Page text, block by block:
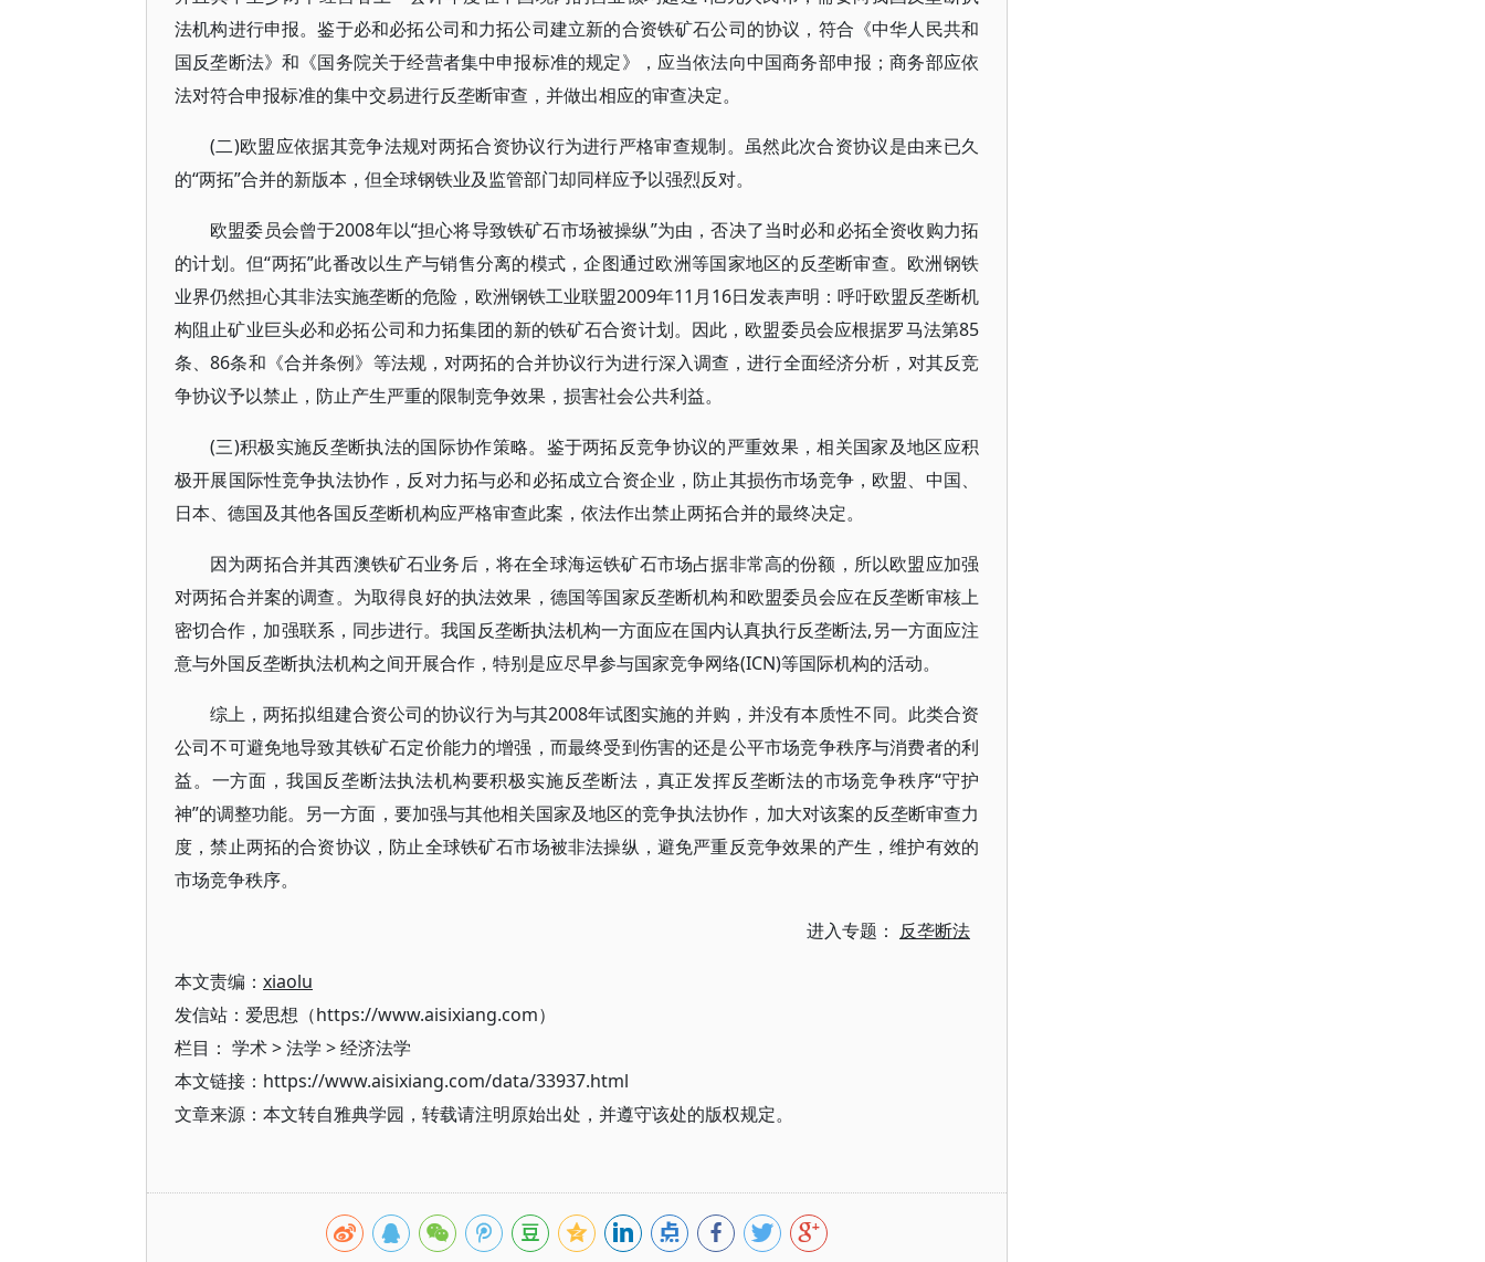
法机构进行申报。鉴于必和必拓公司和力拓公司建立新的合资铁矿石公司的协议，符合《中华人民共和
国反垄断法》和《国务院关于经营者集中申报标准的规定》，应当依法向中国商务部申报；商务部应依
法对符合申报标准的集中交易进行反垄断审查，并做出相应的审查决定。
(二)欧盟应依据其竞争法规对两拓合资协议行为进行严格审查规制。虽然此次合资协议是由来已久
的“两拓”合并的新版本，但全球钢铁业及监管部门却同样应予以强烈反对。
欧盟委员会曾于2008年以“担心将导致铁矿石市场被操纵”为由，否决了当时必和必拓全资收购力拓
的计划。但“两拓”此番改以生产与销售分离的模式，企图通过欧洲等国家地区的反垄断审查。欧洲钢铁
业界仍然担心其非法实施垄断的危险，欧洲钢铁工业联盟2009年11月16日发表声明：呼吁欧盟反垄断机
构阻止矿业巨头必和必拓公司和力拓集团的新的铁矿石合资计划。因此，欧盟委员会应根据罗马法第85
条、86条和《合并条例》等法规，对两拓的合并协议行为进行深入调查，进行全面经济分析，对其反竞
争协议予以禁止，防止产生严重的限制竞争效果，损害社会公共利益。
(三)积极实施反垄断执法的国际协作策略。鉴于两拓反竞争协议的严重效果，相关国家及地区应积
极开展国际性竞争执法协作，反对力拓与必和必拓成立合资企业，防止其损伤市场竞争，欧盟、中国、
日本、德国及其他各国反垄断机构应严格审查此案，依法作出禁止两拓合并的最终决定。
因为两拓合并其西澳铁矿石业务后，将在全球海运铁矿石市场占据非常高的份额，所以欧盟应加强
对两拓合并案的调查。为取得良好的执法效果，德国等国家反垄断机构和欧盟委员会应在反垄断审核上
密切合作，加强联系，同步进行。我国反垄断执法机构一方面应在国内认真执行反垄断法,另一方面应注
意与外国反垄断执法机构之间开展合作，特别是应尽早参与国家竞争网络(ICN)等国际机构的活动。
综上，两拓拟组建合资公司的协议行为与其2008年试图实施的并购，并没有本质性不同。此类合资
公司不可避免地导致其铁矿石定价能力的增强，而最终受到伤害的还是公平市场竞争秩序与消费者的利
益。一方面，我国反垄断法执法机构要积极实施反垄断法，真正发挥反垄断法的市场竞争秩序“守护
神”的调整功能。另一方面，要加强与其他相关国家及地区的竞争执法协作，加大对该案的反垄断审查力
度，禁止两拓的合资协议，防止全球铁矿石市场被非法操纵，避免严重反竞争效果的产生，维护有效的
市场竞争秩序。
进入专题： 反垄断法
本文责编： xiaolu
发信站：爱思想（https://www.aisixiang.com）
栏目： 学术>法学 >经济法学
本文链接：https://www.aisixiang.com/data/33937.html
文章来源：本文转自雅典学园，转载请注明原始出处，并遵守该处的版权规定。